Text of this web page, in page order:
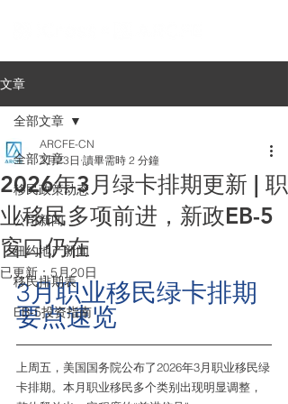
文章
全部文章
移民政策动态
公司新闻
纽约地产新闻
移民排期表
EB-5投资指南
全部文章
2026年3月绿卡排期更新 | 职
业移民多项前进，新政EB-5
窗口仍在
ARCFE-CN
2月23日 讀畢需時 2 分鐘
已更新：5月20日
3月职业移民绿卡排期
要点速览
上周五，美国国务院公布了2026年3月职业移民绿
卡排期。本月职业移民多个类别出现明显调整，